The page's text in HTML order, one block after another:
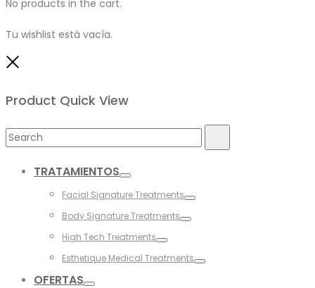
No products in the cart.
Tu wishlist está vacía.
Product Quick View
Search
TRATAMIENTOS
Facial Signature Treatments
Body Signature Treatments
High Tech Treatments
Esthetique Medical Treatments
OFERTAS